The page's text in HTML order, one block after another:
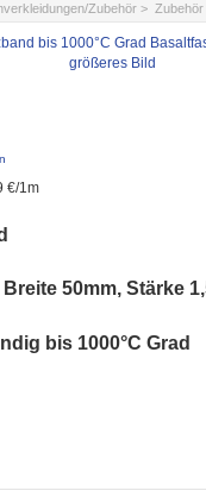
Zubehör >
größeres Bild
€/1m
50mm, Stärke
bis 1000°C Grad